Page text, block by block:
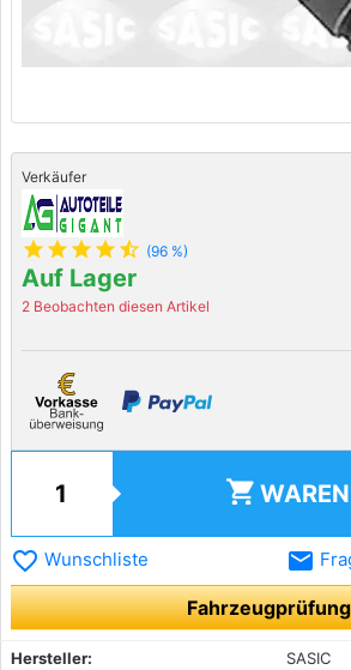
Verkäufer
star star star star star_half (96 %)
Auf Lager
2 Beobachten diesen Artikel
shopping_cart
favorite_border Wunschliste email
Fahrzeugprüfung
Hersteller:
SASIC